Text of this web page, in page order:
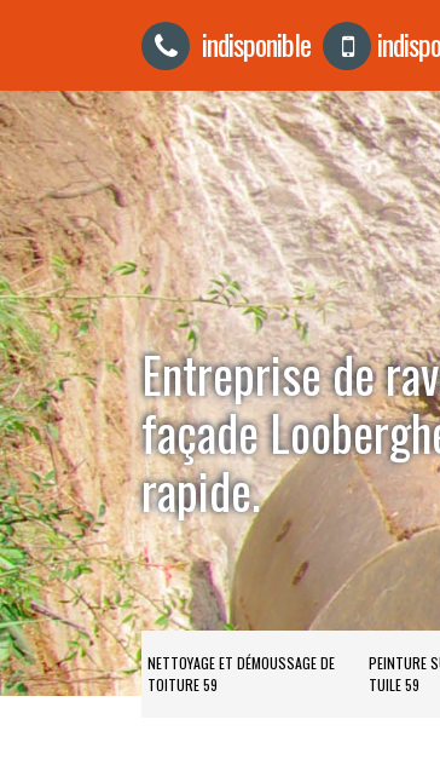
indisponible
Entreprise de
façade
rapide.
NETTOYAGE ET DÉMOUSSAGE DE
TOITURE 59
PEINTURE
TUILE 59